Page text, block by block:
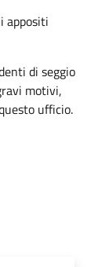
appositi
di seggio
motivi,
ufficio.